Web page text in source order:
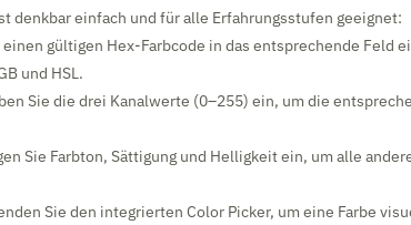
denkbar einfach und für alle Erfahrungsstufen geeignet:
gültigen Hex-Farbcode in das entsprechende Feld
und HSL.
Sie die drei Kanalwerte (0–255) ein, um die
Sie Farbton, Sättigung und Helligkeit ein, um alle
Sie den integrierten Color Picker, um eine Farbe